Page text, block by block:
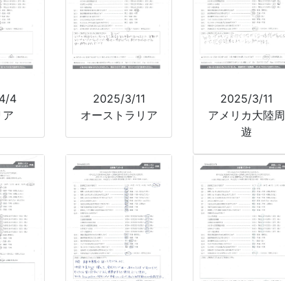
4
ア
2025/3/11
オーストラリア
2025/3/11
アメリカ大陸周
遊